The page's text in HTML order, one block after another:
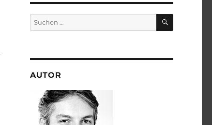
Suchen
nach:
SUCHEN
AUTOR